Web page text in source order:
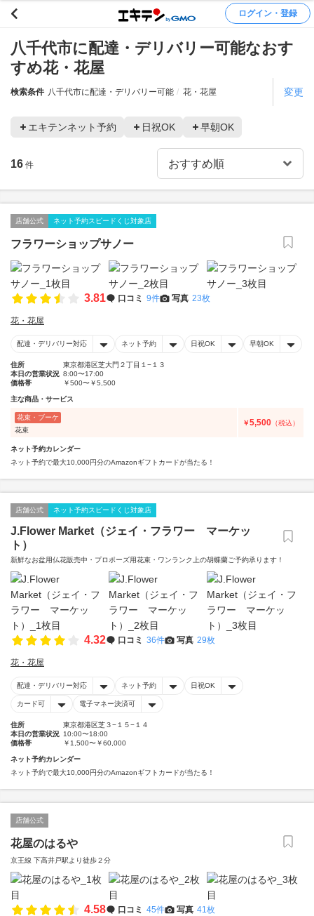
ログイン・登録
八千代市に配達・デリバリー可能なおす
すめ花・花屋
検索条件 八千代市に配達・デリバリー可能 花・花屋 変更
エキテンネット予約 日祝OK 早朝OK
16 件
店舗公式 ネット予約スピードくじ対象店
フラワーショップサノー
3.81 口コミ 9件 写真 23枚
花・花屋
配達・デリバリー対応 ネット予約 日祝OK 早朝OK
住所
東京都港区芝大門２丁目１−１３
本日の営業状況 8:00〜17:00
価格帯
￥500〜￥5,500
主な商品・サービス
花束・ブーケ
花束
￥5,500 （税込）
ネット予約カレンダー
ネット予約で最大10,000円分のAmazonギフトカードが当たる！
店舗公式 ネット予約スピードくじ対象店
J.Flower Market（ジェイ・フラワー マーケッ
ト）
新鮮なお盆用仏花販売中・プロポーズ用花束・ワンランク上の胡蝶蘭ご予約承ります！
4.32 口コミ 36件 写真 29枚
花・花屋
配達・デリバリー対応 ネット予約 日祝OK
カード可 電子マネー決済可
住所
東京都港区芝３−１５−１４
本日の営業状況 10:00〜18:00
価格帯
￥1,500〜￥60,000
ネット予約カレンダー
ネット予約で最大10,000円分のAmazonギフトカードが当たる！
店舗公式
花屋のはるや
京王線 下高井戸駅より徒歩２分
4.58 口コミ 45件 写真 41枚